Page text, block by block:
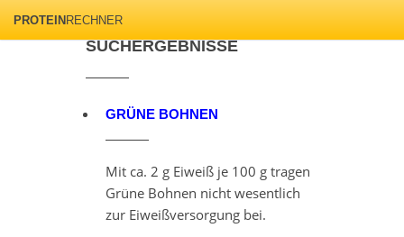
PROTEIN RECHNER
SUCHERGEBNISSE
GRÜNE BOHNEN
Mit ca. 2 g Eiweiß je 100 g tragen
Grüne Bohnen nicht wesentlich
zur Eiweißversorgung bei.